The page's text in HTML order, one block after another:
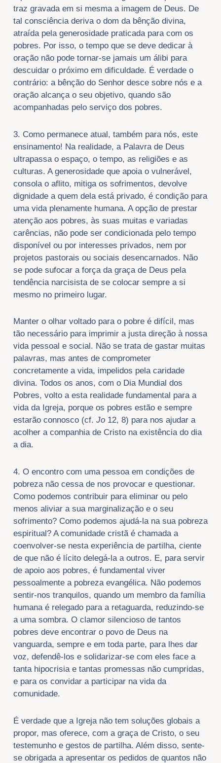
traz gravada em si mesma a imagem de Deus. De
tal consciência deriva o dom da bênção divina,
atraída pela generosidade praticada para com os
pobres. Por isso, o tempo que se deve dedicar à
oração não pode tornar-se jamais um álibi para
descuidar o próximo em dificuldade. É verdade o
contrário: a bênção do Senhor desce sobre nós e a
oração alcança o seu objetivo, quando são
acompanhadas pelo serviço dos pobres.
3. Como permanece atual, também para nós, este
ensinamento! Na realidade, a Palavra de Deus
ultrapassa o espaço, o tempo, as religiões e as
culturas. A generosidade que apoia o vulnerável,
consola o aflito, mitiga os sofrimentos, devolve
dignidade a quem dela está privado, é condição para
uma vida plenamente humana. A opção de prestar
atenção aos pobres, às suas muitas e variadas
carências, não pode ser condicionada pelo tempo
disponível ou por interesses privados, nem por
projetos pastorais ou sociais desencarnados. Não
se pode sufocar a força da graça de Deus pela
tendência narcisista de se colocar sempre a si
mesmo no primeiro lugar.
Manter o olhar voltado para o pobre é difícil, mas
tão necessário para imprimir a justa direção à nossa
vida pessoal e social. Não se trata de gastar muitas
palavras, mas antes de comprometer
concretamente a vida, impelidos pela caridade
divina. Todos os anos, com o Dia Mundial dos
Pobres, volto a esta realidade fundamental para a
vida da Igreja, porque os pobres estão e sempre
estarão connosco (cf. Jo12, 8) para nos ajudar a
acolher a companhia de Cristo na existência do dia
a dia.
4. O encontro com uma pessoa em condições de
pobreza não cessa de nos provocar e questionar.
Como podemos contribuir para eliminar ou pelo
menos aliviar a sua marginalização e o seu
sofrimento? Como podemos ajudá-la na sua pobreza
espiritual? A comunidade cristã é chamada a
coenvolver-se nesta experiência de partilha, ciente
de que não é lícito delegá-la a outros. E, para servir
de apoio aos pobres, é fundamental viver
pessoalmente a pobreza evangélica. Não podemos
sentir-nos tranquilos, quando um membro da família
humana é relegado para a retaguarda, reduzindo-se
a uma sombra. O clamor silencioso de tantos
pobres deve encontrar o povo de Deus na
vanguarda, sempre e em toda parte, para lhes dar
voz, defendê-los e solidarizar-se com eles face a
tanta hipocrisia e tantas promessas não cumpridas,
e para os convidar a participar na vida da
comunidade.
É verdade que a Igreja não tem soluções globais a
propor, mas oferece, com a graça de Cristo, o seu
testemunho e gestos de partilha. Além disso, sente-
se obrigada a apresentar os pedidos de quantos não